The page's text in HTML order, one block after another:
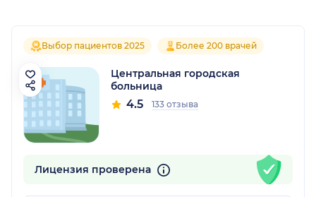
Выбор пациентов 2025 Более 200 врачей
Центральная городская
больница
4.5 133 отзыва
Лицензия проверена